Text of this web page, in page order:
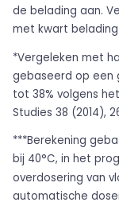
de belading aan.
met kwart
*Vergeleken met
gebaseerd op een
tot 38% volgens
Studies 38 (2014),
***Berekening
bij 40°C, in het
overdosering van
automatische